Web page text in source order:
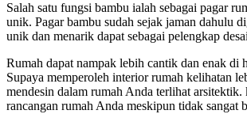
Salah satu fungsi bambu ialah sebagai pagar
unik. Pagar bambu sudah sejak jaman dahulu
unik dan menarik dapat sebagai pelengkap
Rumah dapat nampak lebih cantik dan enak di
Supaya memperoleh interior rumah kelihatan
mendesin dalam rumah Anda terlihat
rancangan rumah Anda meskipun tidak sangat